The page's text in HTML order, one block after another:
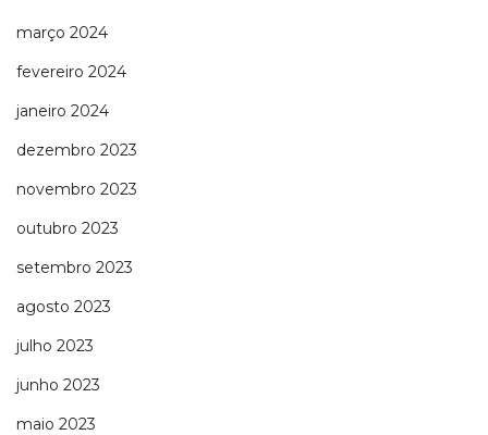
março 2024
fevereiro 2024
janeiro 2024
dezembro 2023
novembro 2023
outubro 2023
setembro 2023
agosto 2023
julho 2023
junho 2023
maio 2023